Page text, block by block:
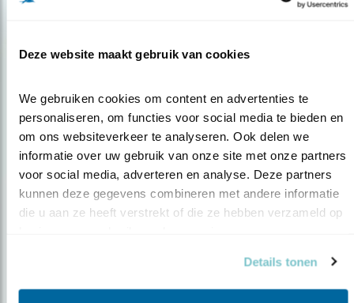
Deze website maakt gebruik van cookies
We gebruiken cookies om content en advertenties te
personaliseren, om functies voor social media te bieden en
om ons websiteverkeer te analyseren. Ook delen we
informatie over uw gebruik van onze site met onze partners
voor social media, adverteren en analyse. Deze partners
kunnen deze gegevens combineren met andere informatie
die u aan ze heeft verstrekt of die ze hebben verzameld op
Details tonen
Op de hoogte blijven?
Meld je aan en ontvang nieuws, inspiratie, acties en tips
over vogels en activiteiten van Vogelbescherming.
AANMELDEN VOGELNIEUWS